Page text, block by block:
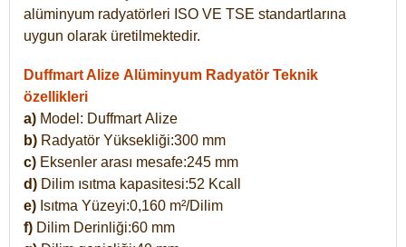
alüminyum radyatörleri ISO VE TSE standartlarına
uygun olarak üretilmektedir.
Duffmart Alize Alüminyum Radyatör Teknik
özellikleri
a) Model: DuffmartAlize
b) Radyatör Yüksekliği:300 mm
c) Eksenler arası mesafe:245 mm
d) Dilim ısıtma kapasitesi:52 Kcall
e) Isıtma Yüzeyi:0,160 m²/Dilim
f) Dilim Derinliği:60 mm